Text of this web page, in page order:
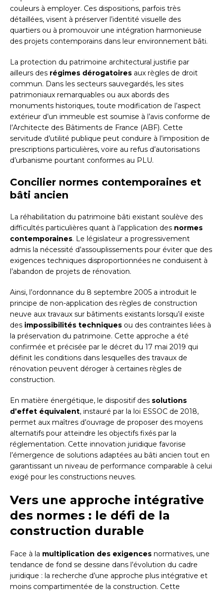
couleurs à employer. Ces dispositions, parfois très
détaillées, visent à préserver l’identité visuelle des
quartiers ou à promouvoir une intégration harmonieuse
des projets contemporains dans leur environnement bâti.
La protection du patrimoine architectural justifie par
ailleurs des régimes dérogatoires aux règles de droit
commun. Dans les secteurs sauvegardés, les sites
patrimoniaux remarquables ou aux abords des
monuments historiques, toute modification de l’aspect
extérieur d’un immeuble est soumise à l’avis conforme de
l’Architecte des Bâtiments de France (ABF). Cette
servitude d’utilité publique peut conduire à l’imposition de
prescriptions particulières, voire au refus d’autorisations
d’urbanisme pourtant conformes au PLU.
Concilier normes contemporaines et
bâti ancien
La réhabilitation du patrimoine bâti existant soulève des
difficultés particulières quant à l’application des normes
contemporaines. Le législateur a progressivement
admis la nécessité d’assouplissements pour éviter que des
exigences techniques disproportionnées ne conduisent à
l’abandon de projets de rénovation.
Ainsi, l’ordonnance du 8 septembre 2005 a introduit le
principe de non-application des règles de construction
neuve aux travaux sur bâtiments existants lorsqu’il existe
des impossibilités techniques ou des contraintes liées à
la préservation du patrimoine. Cette approche a été
confirmée et précisée par le décret du 17 mai 2019 qui
définit les conditions dans lesquelles des travaux de
rénovation peuvent déroger à certaines règles de
construction.
En matière énergétique, le dispositif des solutions
d’effet équivalent, instauré par la loi ESSOC de 2018,
permet aux maîtres d’ouvrage de proposer des moyens
alternatifs pour atteindre les objectifs fixés par la
réglementation. Cette innovation juridique favorise
l’émergence de solutions adaptées au bâti ancien tout en
garantissant un niveau de performance comparable à celui
exigé pour les constructions neuves.
Vers une approche intégrative
des normes : le défi de la
construction durable
Face à la multiplication des exigences normatives, une
tendance de fond se dessine dans l’évolution du cadre
juridique : la recherche d’une approche plus intégrative et
moins compartimentée de la construction. Cette